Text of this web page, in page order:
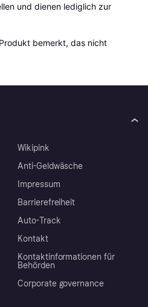
und dienen lediglich zur
bemerkt, das nicht
Wikipink
Anti-Geldwäsche
Impressum
Barrierefreiheit
Auto-Track
Kontakt
Kontaktinformationen für
Behörden
Corporate governance